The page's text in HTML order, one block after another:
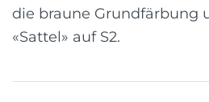
die braune Grundfärbung
«Sattel» auf S2.